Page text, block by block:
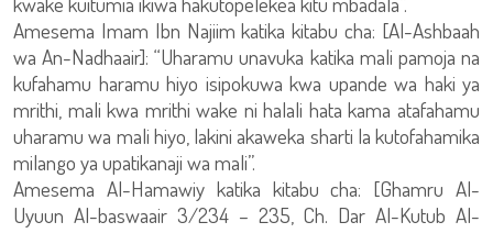
Amesema Imam Ibn Najiim katika kitabu cha: [Al-Ashbaah
wa An-Nadhaair]: “Uharamu unavuka katika mali pamoja na
kufahamu haramu hiyo isipokuwa kwa upande wa haki ya
mrithi, mali kwa mrithi wake ni halali hata kama atafahamu
uharamu wa mali hiyo, lakini akaweka sharti la kutofahamika
milango ya upatikanaji wa mali”.
Amesema Al-Hamawiy katika kitabu cha: [Ghamru Al-
Uyuun Al-baswaair 3/234 – 235, Ch. Dar Al-Kutub Al-